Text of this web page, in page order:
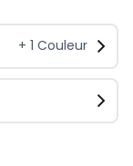
+ 1 Couleur